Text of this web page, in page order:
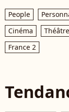
People
Cinéma
Théâtre
France 2